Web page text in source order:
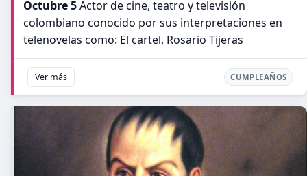
Octubre 5Actor de cine, teatro y televisión
colombiano conocido por sus interpretaciones en
telenovelas como: El cartel, Rosario Tijeras
Ver más CUMPLEAÑOS